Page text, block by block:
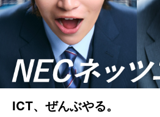
ン
お客さまの更なる価値創造
ICT、ぜんぶやる。
NECネッツエスアイレポー